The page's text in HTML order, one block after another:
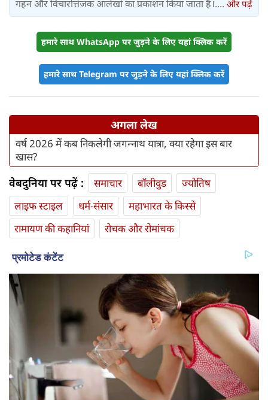
गहन और विचारोत्तेजक आलेखों का प्रकाशन किया जाता है।.... और पढ़ें
हमारे साथ WhatsApp पर जुड़ने के लिए यहां क्लिक करें
हमारे साथ Telegram पर जुड़ने के लिए यहां क्लिक करें
अगला लेख
वर्ष 2026 में कब निकलेगी जगन्‍नाथ यात्रा, क्या रहेगा इस बार
खास?
वेबदुनिया पर पढ़ें : समाचार बॉलीवुड
ज्योतिष
लाइफ स्‍टाइल
धर्म-संसार
महाभारत के किस्से
रामायण की कहानियां
रोचक और रोमांचक